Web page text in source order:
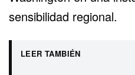
sensibilidad regional.
LEER TAMBIÉN